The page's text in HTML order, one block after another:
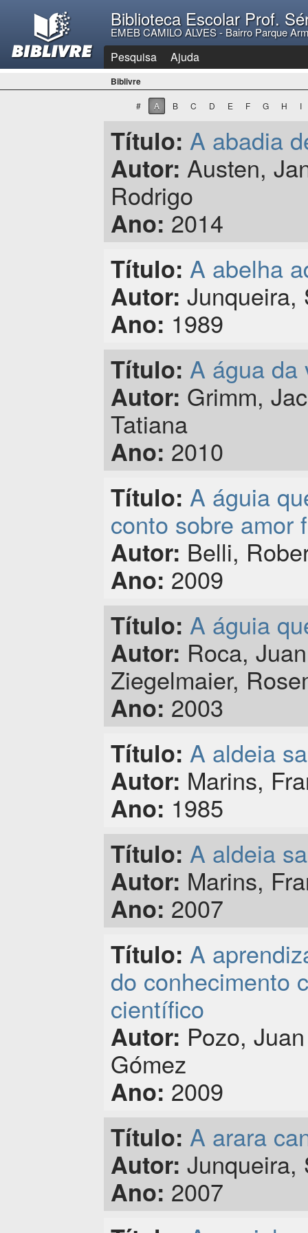
Biblioteca Escolar Prof.
EMEB CAMILO ALVES - Bairro Parque
Pesquisa Ajuda
Biblivre
# A B C D E F G H I
Título: A abadia
Autor: Austen,
Rodrigo
Ano: 2014
Título: A abelha
Autor: Junqueira,
Ano: 1989
Título: A água da
Autor: Grimm,
Tatiana
Ano: 2010
Título: A águia
conto sobre amor
Autor: Belli,
Ano: 2009
Título: A águia
Autor: Roca,
Ziegelmaier,
Ano: 2003
Título: A aldeia
Autor: Marins,
Ano: 1985
Título: A aldeia
Autor: Marins,
Ano: 2007
Título: A
do conhecimento
científico
Autor: Pozo,
Gómez
Ano: 2009
Título: A arara
Autor: Junqueira,
Ano: 2007